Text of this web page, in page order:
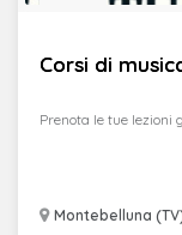
Corsi di
Montebelluna
Prenota le tue lezioni